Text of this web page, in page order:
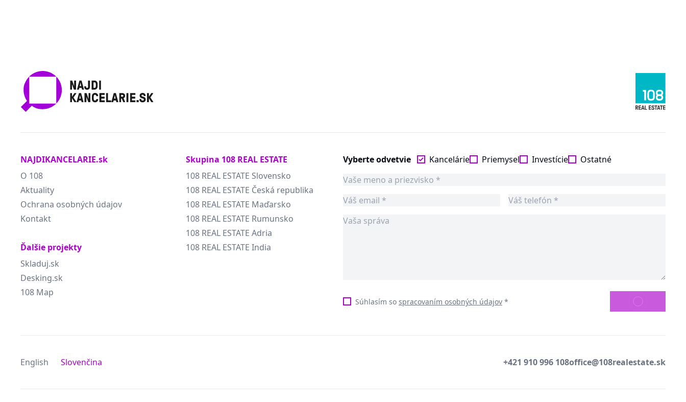
NAJDIKANCELARIE.sk
O 108
Aktuality
Ochrana osobných údajov
Kontakt
Ďalšie projekty
Skladuj.sk
Desking.sk
108 Map
Skupina 108 REAL ESTATE
108 REAL ESTATE Slovensko
108 REAL ESTATE Česká republika
108 REAL ESTATE Maďarsko
108 REAL ESTATE Rumunsko
108 REAL ESTATE Adria
108 REAL ESTATE India
Vyberte odvetvie Kancelárie Priemysel Investície Ostatné
Súhlasím so spracovaním osobných údajov * ODOSLAŤ
English Slovenčina +421 910 996 108office@108realestate.sk